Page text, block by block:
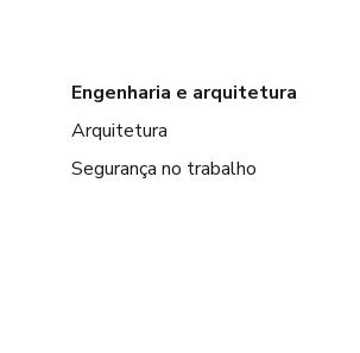
Engenharia e arquitetura
Arquitetura
Segurança no trabalho